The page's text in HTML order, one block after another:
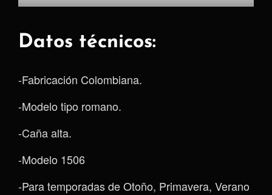
Datos técnicos:
-Fabricación Colombiana.
-Modelo tipo romano.
-Caña alta.
-Modelo 1506
-Para temporadas de Otoño, Primavera, Verano